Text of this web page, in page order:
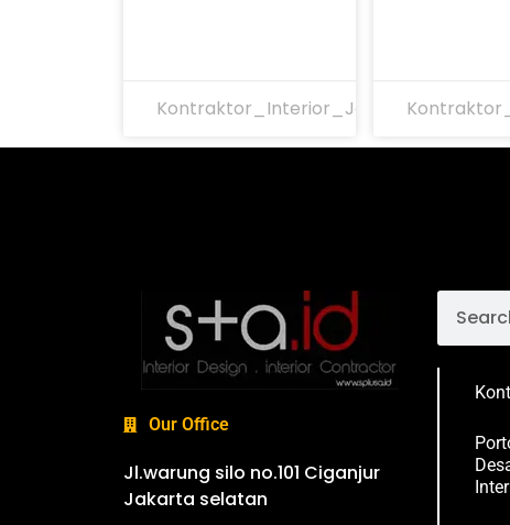
Kontraktor_Interior_Jakarta
Our Office
Jl.warung silo no.101 Ciganjur
Jakarta selatan